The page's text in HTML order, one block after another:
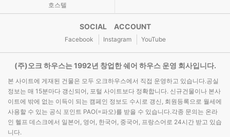
호스텔
SOCIAL ACCOUNT
Facebook Instagram YouTube
(주)오크 하우스는 1992년 창업한 쉐어 하우스 운영 회사입니다.
본 사이트에 게재된 건물은 모두 오크하우스에서 직접 운영하고 있습니다.공실
정보는 매 15분마다 갱신되어, 포털 사이트보다 정확합니다. 신규건물이나 본사
이트에 밖에 없는 이득이 되는 캠페인 정보도 수시로 갱신, 회원등록으로 월세에
사용할 수 있는 공식 포인트 PAO(=파오)를 받을 수 있습니다.각종 문의는 온라
인 헬프 데스크에서 일본어, 영어, 한국어, 중국어, 프랑스어로 24시간 받고 있습
니다.